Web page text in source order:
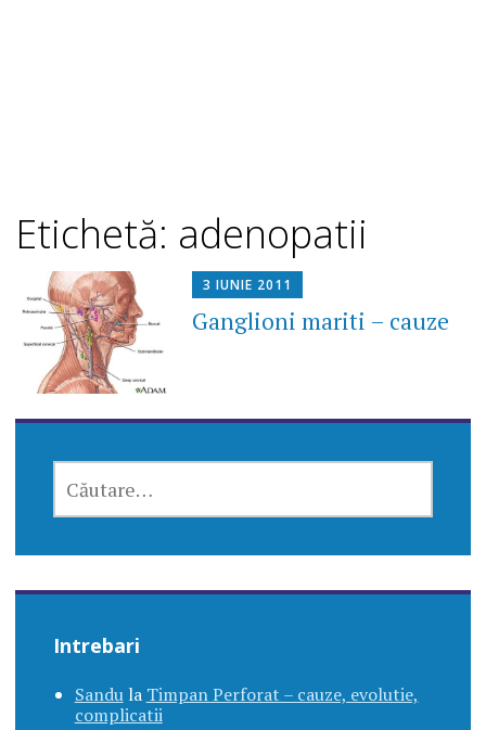
Etichetă: adenopatii
3 IUNIE 2011
Ganglioni mariti – cauze
DUPĂ:
Intrebari
Sandula Timpan Perforat – cauze, evolutie,
complicatii